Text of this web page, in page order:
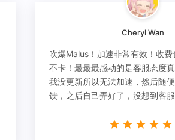
Cheryl Wan
吹爆Malus！加速非常有效！收
不卡！最最最感动的是客服态度
我没更新所以无法加速，然后随
馈，之后自己弄好了，没想到客